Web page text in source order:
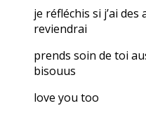
je réfléchis si j’ai
reviendrai
prends soin de toi
bisouus
love you too